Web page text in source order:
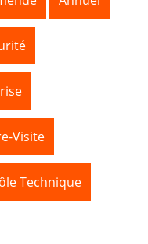
Visite
Technique